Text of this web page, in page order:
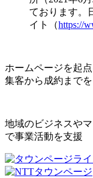
ております。
イト（https://
ホームページを起
集客から成約まで
地域のビジネスや
で事業活動を支援